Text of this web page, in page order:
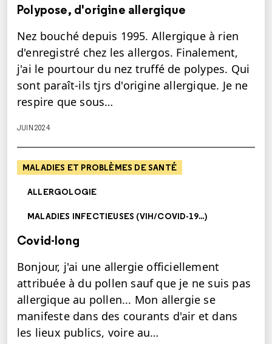
Polypose, d'origine allergique
Nez bouché depuis 1995. Allergique à rien
d'enregistré chez les allergos. Finalement,
j'ai le pourtour du nez truffé de polypes. Qui
sont paraît-ils tjrs d'origine allergique. Je ne
respire que sous…
JUIN 2024
MALADIES ET PROBLÈMES DE SANTÉ
ALLERGOLOGIE
MALADIES INFECTIEUSES (VIH/COVID-19...)
Covid-long
Bonjour, j'ai une allergie officiellement
attribuée à du pollen sauf que je ne suis pas
allergique au pollen... Mon allergie se
manifeste dans des courants d'air et dans
les lieux publics, voire au…